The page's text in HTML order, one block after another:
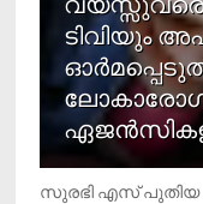
ടിവിയും
സുരഭി എസ് പുതിയ